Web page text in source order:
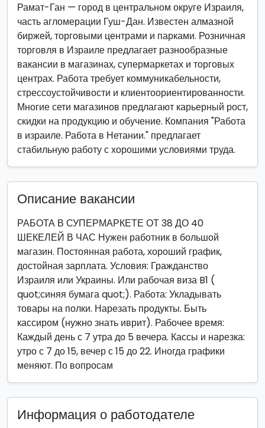
Рамат-Ган — город в центральном округе Израиля,
часть агломерации Гуш-Дан. Известен алмазной
биржей, торговыми центрами и парками. Розничная
торговля в Израиле предлагает разнообразные
вакансии в магазинах, супермаркетах и торговых
центрах. Работа требует коммуникабельности,
стрессоустойчивости и клиентоориентированности.
Многие сети магазинов предлагают карьерный рост,
скидки на продукцию и обучение. Компания "Работа
в израиле. Работа в Нетании." предлагает
стабильную работу с хорошими условиями труда.
Описание вакансии
РАБОТА В СУПЕРМАРКЕТЕ ОТ 38 ДО 40
ШЕКЕЛЕЙ В ЧАС Нужен работник в большой
магазин. Постоянная работа, хороший график,
достойная зарплата. Условия: Гражданство
Израиля или Украины. Или рабочая виза B1 (
quot;синяя бумага quot;). Работа: Укладывать
товары на полки. Нарезать продукты. Быть
кассиром (нужно знать иврит). Рабочее время:
Каждый день с 7 утра до 5 вечера. Кассы и нарезка:
утро с 7 до 15, вечер с 15 до 22. Иногда графики
меняют. По вопросам
Информация о работодателе